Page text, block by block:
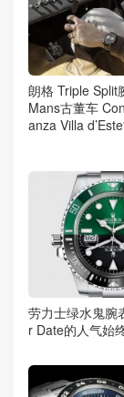
朗格 Triple Split
Mans古董车
anza Villa
劳力士绿水鬼腕
r Date的人气始